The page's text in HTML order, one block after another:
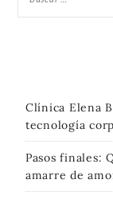
Clínica Elena
tecnología
Pasos finales:
amarre de